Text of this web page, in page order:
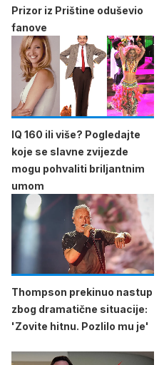
Prizor iz Prištine oduševio
fanove
IQ 160 ili više? Pogledajte
koje se slavne zvijezde
mogu pohvaliti briljantnim
umom
Thompson prekinuo nastup
zbog dramatične situacije:
'Zovite hitnu. Pozlilo mu je'